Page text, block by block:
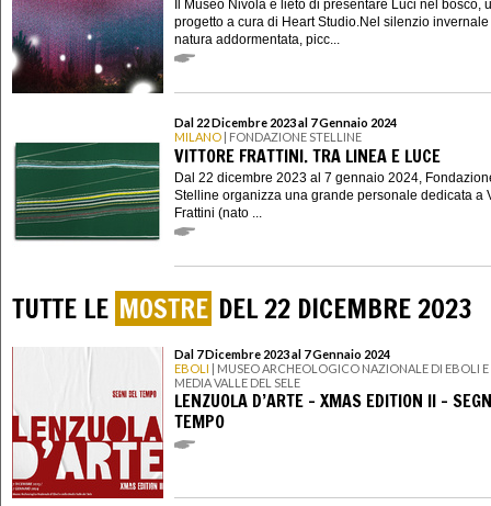
Il Museo Nivola è lieto di presentare Luci nel bosco,
progetto a cura di Heart Studio.Nel silenzio
natura addormentata, picc...
Dal 22 Dicembre 2023 al 7 Gennaio 2024
MILANO | FONDAZIONE STELLINE
VITTORE FRATTINI. TRA LINEA E LUCE
Dal 22 dicembre 2023 al 7 gennaio 2024,
Stelline organizza una grande personale dedicata a
Frattini (nato ...
TUTTE LE MOSTRE DEL 22 DICEMBRE 2023
Dal 7 Dicembre 2023 al 7 Gennaio 2024
EBOLI | MUSEO ARCHEOLOGICO NAZIONALE DI EBOLI E
MEDIA VALLE DEL SELE
LENZUOLA D’ARTE - XMAS EDITION II -
TEMPO